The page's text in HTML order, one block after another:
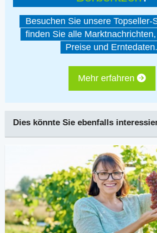
Besuchen Sie unsere Topseller-
finden Sie alle
Preise und Erntedaten.
Mehr erfahren
Dies könnte Sie ebenfalls